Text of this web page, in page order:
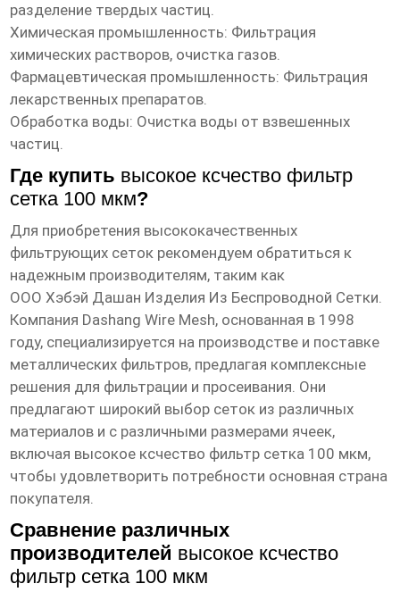
разделение твердых частиц.
Химическая промышленность: Фильтрация
химических растворов, очистка газов.
Фармацевтическая промышленность: Фильтрация
лекарственных препаратов.
Обработка воды: Очистка воды от взвешенных
частиц.
Где купить высокое ксчество фильтр
сетка 100 мкм?
Для приобретения высококачественных
фильтрующих сеток рекомендуем обратиться к
надежным производителям, таким как
ООО Хэбэй Дашан Изделия Из Беспроводной Сетки.
Компания Dashang Wire Mesh, основанная в 1998
году, специализируется на производстве и поставке
металлических фильтров, предлагая комплексные
решения для фильтрации и просеивания. Они
предлагают широкий выбор сеток из различных
материалов и с различными размерами ячеек,
включая высокое ксчество фильтр сетка 100 мкм,
чтобы удовлетворить потребности основная страна
покупателя.
Сравнение различных
производителей высокое ксчество
фильтр сетка 100 мкм